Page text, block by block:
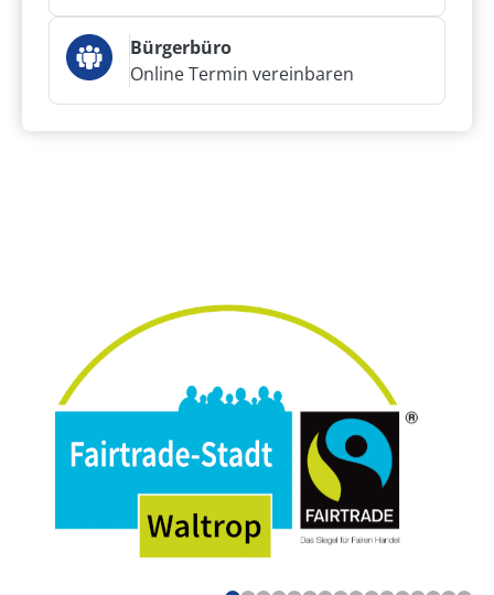
Bürgerbüro
Online Termin vereinbaren